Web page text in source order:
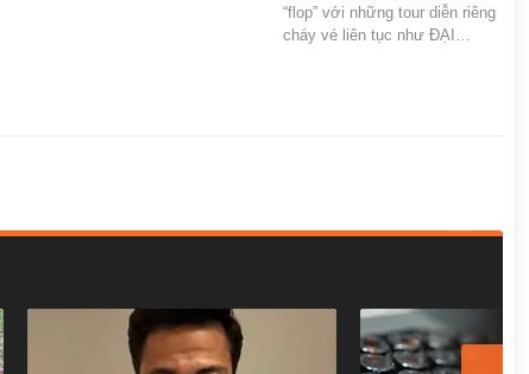
“flop” với những tour diễn riêng
cháy vé liên tục như ĐẠI…